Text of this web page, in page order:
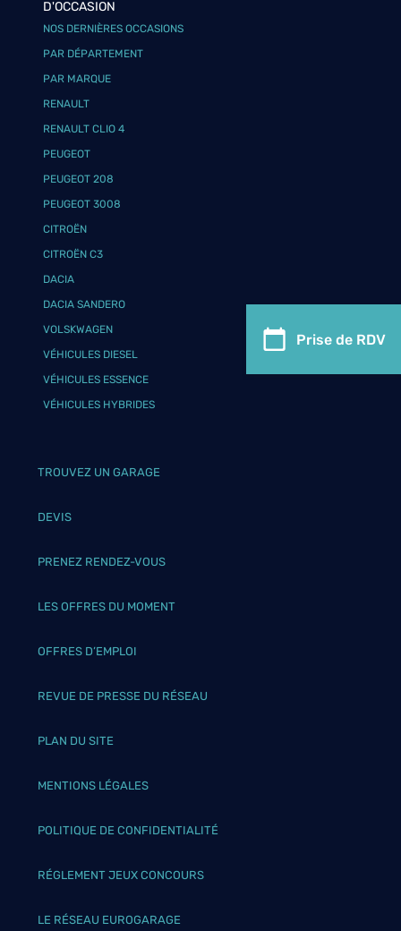
Prise de RDV
D'OCCASION
NOS DERNIÈRES OCCASIONS
PAR DÉPARTEMENT
PAR MARQUE
RENAULT
RENAULT CLIO 4
PEUGEOT
PEUGEOT 208
PEUGEOT 3008
CITROËN
CITROËN C3
DACIA
DACIA SANDERO
VOLSKWAGEN
VÉHICULES DIESEL
VÉHICULES ESSENCE
VÉHICULES HYBRIDES
TROUVEZ UN GARAGE
DEVIS
PRENEZ RENDEZ-VOUS
LES OFFRES DU MOMENT
OFFRES D’EMPLOI
REVUE DE PRESSE DU RÉSEAU
PLAN DU SITE
MENTIONS LÉGALES
POLITIQUE DE CONFIDENTIALITÉ
RÉGLEMENT JEUX CONCOURS
LE RÉSEAU EUROGARAGE